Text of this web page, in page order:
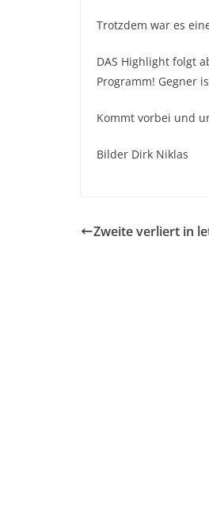
Trotzdem war es
DAS Highlight folgt
Programm! Gegner
Kommt vorbei und
Bilder Dirk Niklas
Zweite verliert in